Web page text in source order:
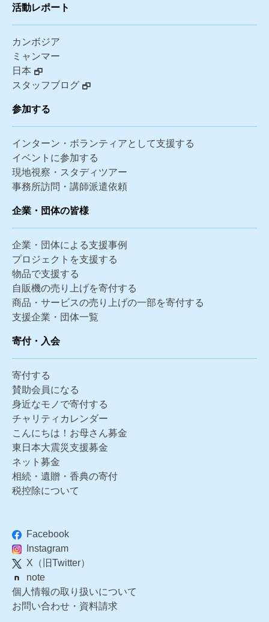
活動レポート
カンボジア
ミャンマー
日本
スタッフブログ
参加する
インターン・ボランティアとして支援する
イベントに参加する
現地視察・スタディツアー
事務所訪問・講師派遣依頼
企業・団体の皆様
企業・団体による支援事例
プロジェクトを支援する
物品で支援する
自販機の売り上げを寄付する
商品・サービスの売り上げの一部を寄付する
支援企業・団体一覧
寄付・入会
寄付する
賛助会員になる
身近なモノで寄付する
チャリティカレンダー
こんにちは！お母さん募金
東日本大震災支援募金
ネット募金
相続・遺贈・香典の寄付
税控除について
Facebook
Instagram
X（旧Twitter）
note
個人情報の取り扱いについて
お問い合わせ・資料請求